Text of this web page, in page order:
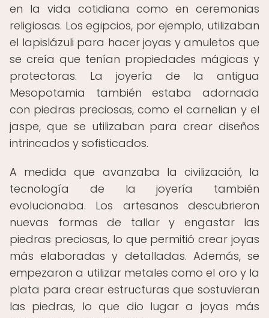
en la vida cotidiana como en ceremonias
religiosas. Los egipcios, por ejemplo, utilizaban
el lapislázuli para hacer joyas y amuletos que
se creía que tenían propiedades mágicas y
protectoras. La joyería de la antigua
Mesopotamia también estaba adornada
con piedras preciosas, como el carnelian y el
jaspe, que se utilizaban para crear diseños
intrincados y sofisticados.
A medida que avanzaba la civilización, la
tecnología de la joyería también
evolucionaba. Los artesanos descubrieron
nuevas formas de tallar y engastar las
piedras preciosas, lo que permitió crear joyas
más elaboradas y detalladas. Además, se
empezaron a utilizar metales como el oro y la
plata para crear estructuras que sostuvieran
las piedras, lo que dio lugar a joyas más